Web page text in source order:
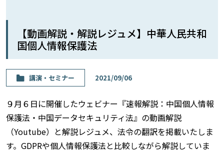
【動画解説・解説レジュメ】中華人民共和
国個人情報保護法
講演・セミナー 2021/09/06
９月６日に開催したウェビナー『速報解説：中国個人情報
保護法・中国データセキュリティ法』の動画解説
（Youtube）と解説レジュメ、法令の翻訳を掲載いたしま
す。GDPRや個人情報保護法と比較しながら解説していま